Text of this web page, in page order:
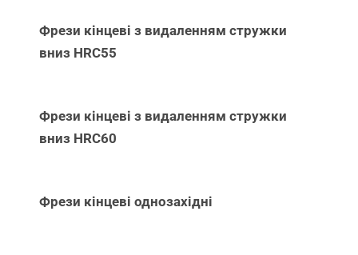
Фрези кінцеві з видаленням стружки
вниз НRC55
Фрези кінцеві з видаленням стружки
вниз НRC60
Фрези кінцеві однозахідні